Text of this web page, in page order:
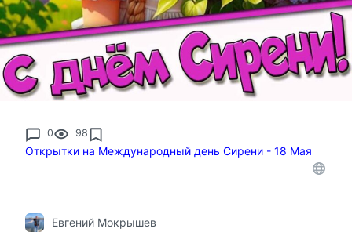
0 98
Открытки на Международный день Сирени - 18 Мая
Евгений Мокрышев